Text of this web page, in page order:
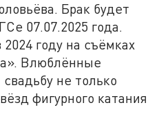
Брак будет
07.07.2025 года.
году на съёмках
Влюблённые
не только
фигурного катания